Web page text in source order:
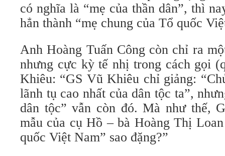
có nghĩa là “mẹ của thần dân”, thì
hẳn thành “mẹ chung của Tổ quốc
Anh Hoàng Tuấn Công còn chỉ ra
nhưng cực kỳ tế nhị trong cách gọi
Khiêu: “GS Vũ Khiêu chỉ giảng:
lãnh tụ cao nhất của dân tộc ta”,
dân tộc” vẫn còn đó. Mà như thế,
mẫu của cụ Hồ – bà Hoàng Thị
quốc Việt Nam” sao đặng?”